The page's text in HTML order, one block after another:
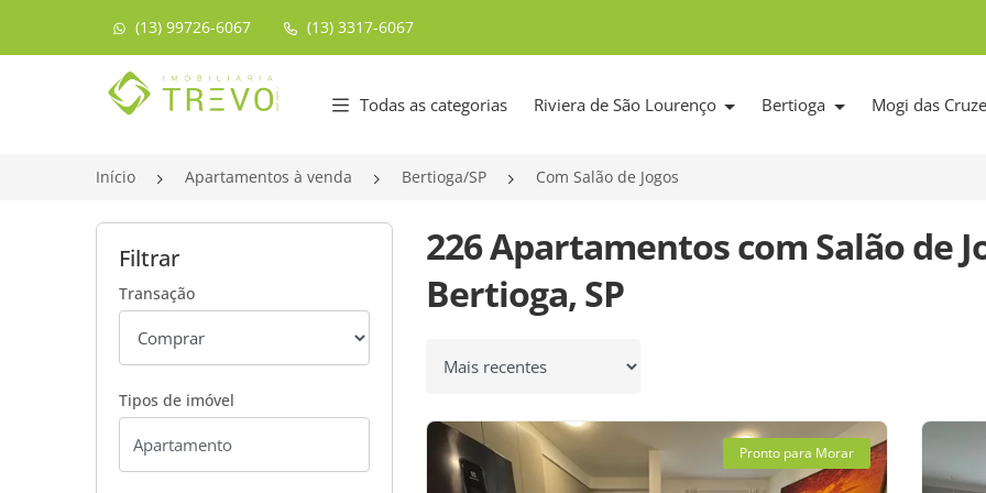
(13) 99726-6067 (13) 3317-6067
Página inicial
Todas as categorias Riviera de São Lourenço Bertioga Mogi das
Início Apartamentos à venda Bertioga/SP Com Salão de Jogos
Filtrar
Transação
Tipos de imóvel
226 Apartamentos com Salão de
Bertioga, SP
Ordenar por
Pronto para Morar